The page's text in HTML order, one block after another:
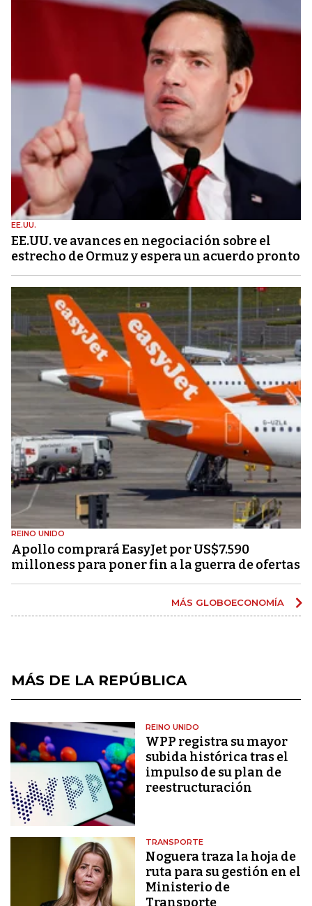
EE.UU.
EE.UU. ve avances en negociación sobre el
estrecho de Ormuz y espera un acuerdo pronto
REINO UNIDO
Apollo comprará EasyJet por US$7.590
milloness para poner fin a la guerra de ofertas
MÁS GLOBOECONOMÍA
MÁS DE LA REPÚBLICA
REINO UNIDO
WPP registra su mayor
subida histórica tras el
impulso de su plan de
reestructuración
TRANSPORTE
Noguera traza la hoja de
ruta para su gestión en el
Ministerio de
Transporte